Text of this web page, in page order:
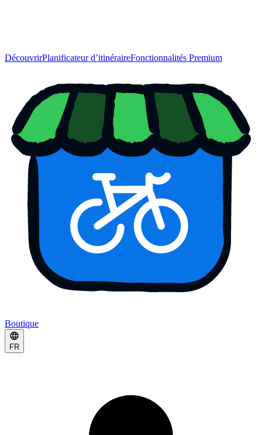
DécouvrirPlanificateur d’itinéraireFonctionnalités Premium
Boutique
FR